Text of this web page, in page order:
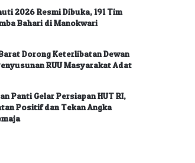
2026 Resmi Dibuka, 191 Tim
Bahari di Manokwari
Dorong Keterlibatan Dewan
RUU Masyarakat Adat
Panti Gelar Persiapan HUT RI,
Positif dan Tekan Angka